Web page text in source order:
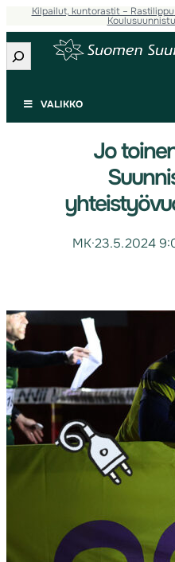
Kilpailut, kuntorastit – Rastilippu
Etsi
VALIKKO
Jo
MK·23.5.2024